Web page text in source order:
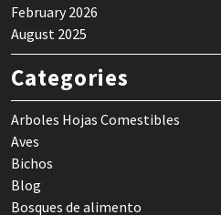
February 2026
August 2025
Categories
Arboles Hojas Comestibles
Aves
Bichos
Blog
Bosques de alimento